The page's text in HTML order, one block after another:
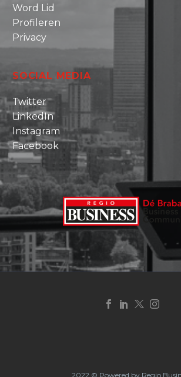
Word Lid
Profileren
Privacy
SOCIAL MEDIA
Twitter
LinkedIn
Instagram
Facebook
2022 © Powered by Regio